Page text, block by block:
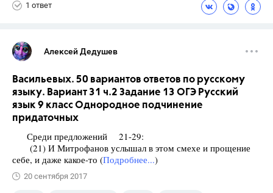
1 ответ
Алексей Дедушев
Васильевых. 50 вариантов ответов по русскому
языку. Вариант 31 ч.2 Задание 13 ОГЭ Русский
язык 9 класс Однородное подчинение
придаточных
Среди предложений 21-29:
(21) И Митрофанов услышал в этом смехе и прощение
себе, и даже какое-то (Подробнее...)
20 сентября 2017